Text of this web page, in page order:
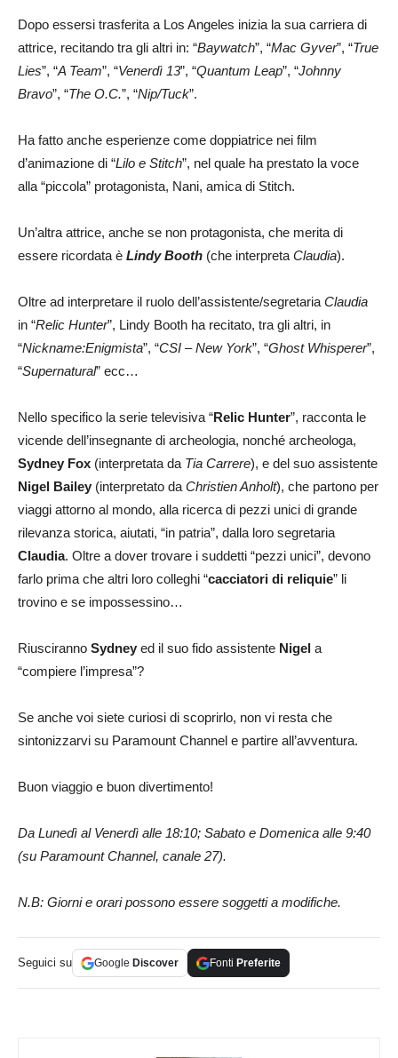
Dopo essersi trasferita a Los Angeles inizia la sua carriera di
attrice, recitando tra gli altri in: “Baywatch”, “Mac Gyver”, “True
Lies”, “A Team”, “Venerdì 13”, “Quantum Leap”, “Johnny
Bravo”, “The O.C.”, “Nip/Tuck”.
Ha fatto anche esperienze come doppiatrice nei film
d’animazione di “Lilo e Stitch”, nel quale ha prestato la voce
alla “piccola” protagonista, Nani, amica di Stitch.
Un’altra attrice, anche se non protagonista, che merita di
essere ricordata è Lindy Booth (che interpreta Claudia).
Oltre ad interpretare il ruolo dell’assistente/segretaria Claudia
in “Relic Hunter”, Lindy Booth ha recitato, tra gli altri, in
“Nickname:Enigmista”, “CSI – New York”, “Ghost Whisperer”,
“Supernatural” ecc…
Nello specifico la serie televisiva “Relic Hunter”, racconta le
vicende dell’insegnante di archeologia, nonché archeologa,
Sydney Fox (interpretata da Tia Carrere), e del suo assistente
Nigel Bailey (interpretato da Christien Anholt), che partono per
viaggi attorno al mondo, alla ricerca di pezzi unici di grande
rilevanza storica, aiutati, “in patria”, dalla loro segretaria
Claudia. Oltre a dover trovare i suddetti “pezzi unici”, devono
farlo prima che altri loro colleghi “cacciatori di reliquie” li
trovino e se impossessino…
Riusciranno Sydney ed il suo fido assistente Nigel a
“compiere l’impresa”?
Se anche voi siete curiosi di scoprirlo, non vi resta che
sintonizzarvi su Paramount Channel e partire all’avventura.
Buon viaggio e buon divertimento!
Da Lunedì al Venerdì alle 18:10; Sabato e Domenica alle 9:40
(su Paramount Channel, canale 27).
N.B: Giorni e orari possono essere soggetti a modifiche.
Seguici su Google Discover Fonti Preferite